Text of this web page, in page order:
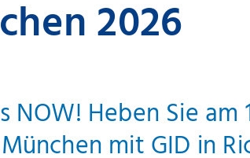
2026
NOW! Heben Sie am
mit GID in